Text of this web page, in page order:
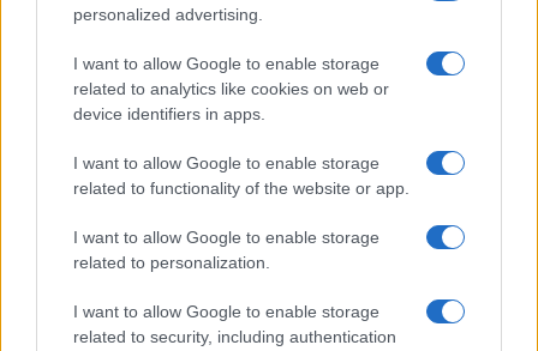
personalized advertising.
I want to allow Google to enable storage
related to analytics like cookies on web or
device identifiers in apps.
I want to allow Google to enable storage
related to functionality of the website or app.
I want to allow Google to enable storage
related to personalization.
I want to allow Google to enable storage
related to security, including authentication
futuras
Diego Martín · 7 Ago 2026